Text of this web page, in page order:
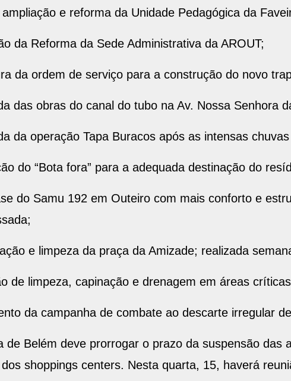
e reforma da Unidade Pedagógica da
da Reforma da Sede Administrativa da AROUT;
da ordem de serviço para a construção do novo
das obras do canal do tubo na Av. Nossa Senhora
da operação Tapa Buracos após as intensas
do “Bota fora” para a adequada destinação do
do Samu 192 em Outeiro com mais conforto e
e limpeza da praça da Amizade; realizada
de limpeza, capinação e drenagem em áreas
da campanha de combate ao descarte irregular
de Belém deve prorrogar o prazo da suspensão das
shoppings centers. Nesta quarta, 15, haverá